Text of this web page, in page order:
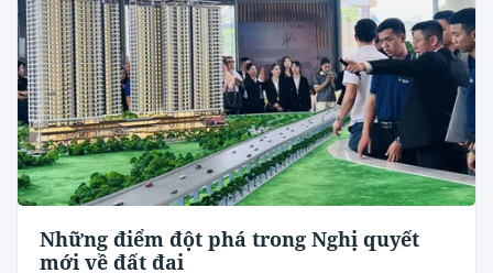
Những điểm đột phá trong Nghị quyết
mới về đất đai